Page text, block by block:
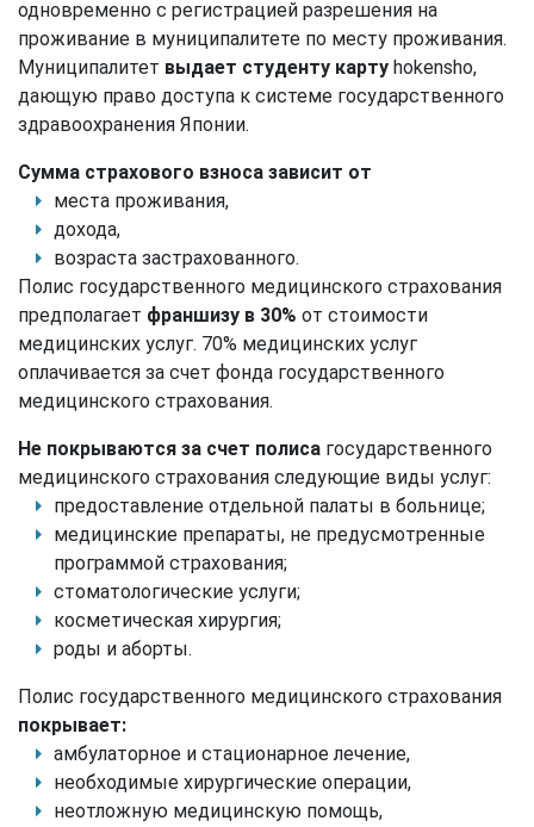
одновременно с регистрацией разрешения на
проживание в муниципалитете по месту проживания.
Муниципалитет выдает студенту карту hokensho,
дающую право доступа к системе государственного
здравоохранения Японии.
Сумма страхового взноса зависит от
места проживания,
дохода,
возраста застрахованного.
Полис государственного медицинского страхования
предполагает франшизу в 30% от стоимости
медицинских услуг. 70% медицинских услуг
оплачивается за счет фонда государственного
медицинского страхования.
Не покрываются за счет полиса государственного
медицинского страхования следующие виды услуг:
предоставление отдельной палаты в больнице;
медицинские препараты, не предусмотренные
программой страхования;
стоматологические услуги;
косметическая хирургия;
роды и аборты.
Полис государственного медицинского страхования
покрывает:
амбулаторное и стационарное лечение,
необходимые хирургические операции,
неотложную медицинскую помощь,